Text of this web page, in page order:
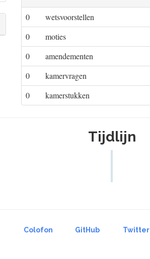
0
wetsvoorstellen
0
moties
0
amendementen
0
kamervragen
0
kamerstukken
Tijdlijn
Colofon GitHub Twitter